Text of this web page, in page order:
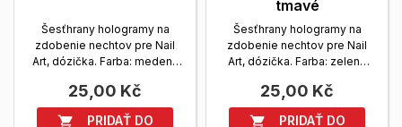
Šesťhrany hologramy na
zdobenie nechtov pre Nail
Art, dózička. Farba: medená
25,00 Kč

PRIDAŤ DO
tmavé
Šesťhrany hologramy na
zdobenie nechtov pre Nail
Art, dózička. Farba: zelená
25,00 Kč

PRIDAŤ DO